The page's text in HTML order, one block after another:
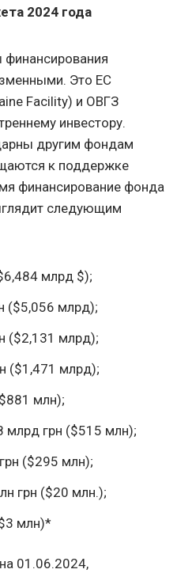
2024 года
Это EC
Facility) и ОВГЗ
инвестору.
другим фондам
к поддержке
финансирование фонда
следующим
млрд $);
($5,056 млрд);
($2,131 млрд);
($1,471 млрд);
млн);
млрд грн ($515 млн);
($295 млн);
грн ($20 млн.);
млн)*
01.06.2024,